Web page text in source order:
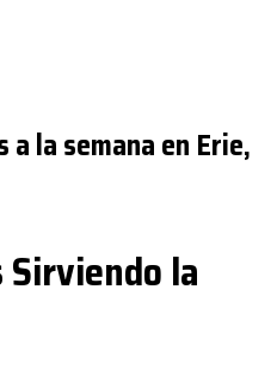
la semana en Erie,
la